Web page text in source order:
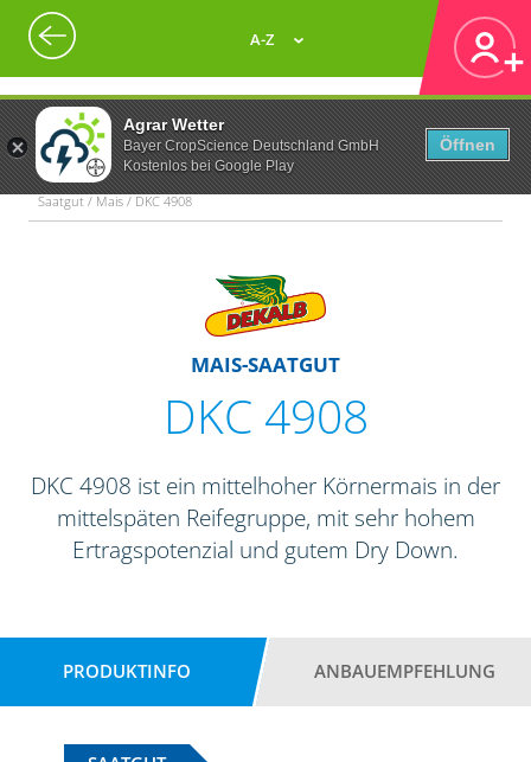
Agrar Wetter
Bayer CropScience Deutschland GmbH
Kostenlos bei Google Play
Öffnen
A-Z
Saatgut / Mais / DKC 4908
MAIS-SAATGUT
DKC 4908
DKC 4908 ist ein mittelhoher Körnermais in der
mittelspäten Reifegruppe, mit sehr hohem
Ertragspotenzial und gutem Dry Down.
PRODUKTINFO ANBAUEMPFEHLUNG